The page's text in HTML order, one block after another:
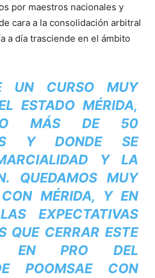
por maestros nacionales y
cara a la consolidación arbitral
a día trasciende en el ámbito
UN CURSO MUY
ESTADO MÉRIDA,
MÁS DE 50
Y DONDE SE
Y LA
QUEDAMOS MUY
CON MÉRIDA, Y EN
EXPECTATIVAS
QUE CERRAR ESTE
EN PRO DEL
POOMSAE CON